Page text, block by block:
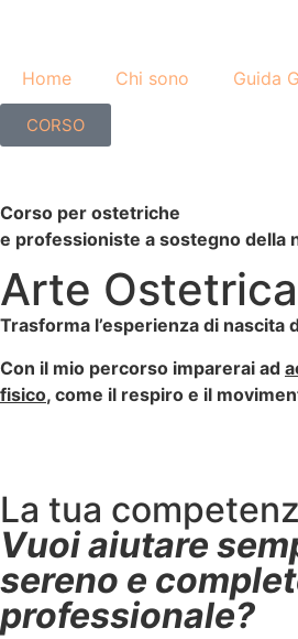
Home Chi sono Guida
CORSO
Corso per ostetriche
e professioniste a sostegno della
Arte
Trasforma l’esperienza di
Con il mio percorso imparerai ad
fisico, come il respiro e il
La tua
Vuoi aiutare
sereno e
professionale?